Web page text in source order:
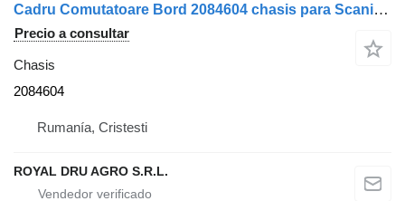
Cadru Comutatoare Bord 2084604 chasis para Scania 11 camión
Precio a consultar
Chasis
2084604
Rumanía, Cristesti
ROYAL DRU AGRO S.R.L.